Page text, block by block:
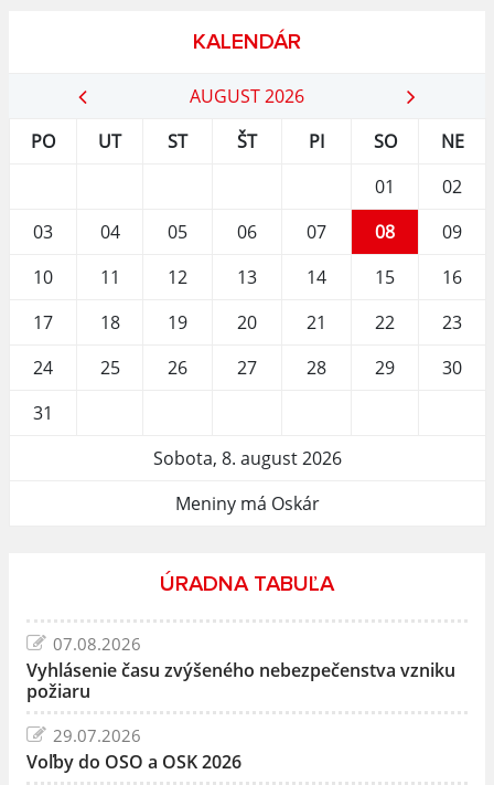
KALENDÁR
AUGUST 2026
PO
UT ST ŠT PI SO
NE
01
02
03
04 05 06 07 08
09
10
11 12 13 14 15
16
17
18 19 20 21 22
23
24
25 26 27 28 29
30
31
Sobota, 8. august 2026
Meniny má Oskár
ÚRADNA TABUĽA
07.08.2026
Vyhlásenie času zvýšeného nebezpečenstva vzniku
požiaru
29.07.2026
Voľby do OSO a OSK 2026